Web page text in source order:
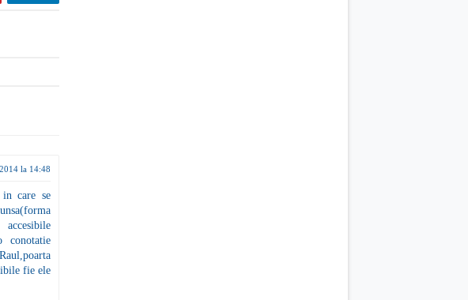
la 14:48
in care se
conotatie
fie ele